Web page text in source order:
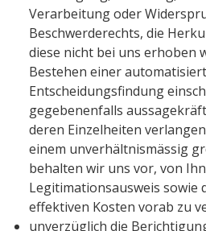
Verarbeitung oder
Beschwerderechts, die
diese nicht bei uns erhoben
Bestehen einer
Entscheidungsfindung
gegebenenfalls
deren Einzelheiten verlangen
einem unverhältnismässig
behalten wir uns vor, von
Legitimationsausweis sowie
effektiven Kosten vorab zu
unverzüglich die